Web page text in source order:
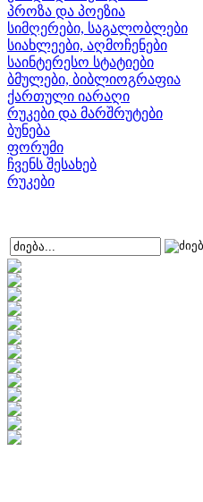
პროზა და პოეზია
სიმღერები, საგალობლები
სიახლეები, აღმოჩენები
საინტერესო სტატიები
ბმულები, ბიბლიოგრაფია
ქართული იარაღი
რუკები და მარშრუტები
ბუნება
ფორუმი
ჩვენს შესახებ
რუკები